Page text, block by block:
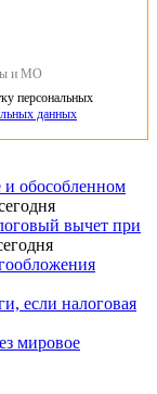
и МО
персональных
данных
и обособленном
вычет при
если налоговая
мировое